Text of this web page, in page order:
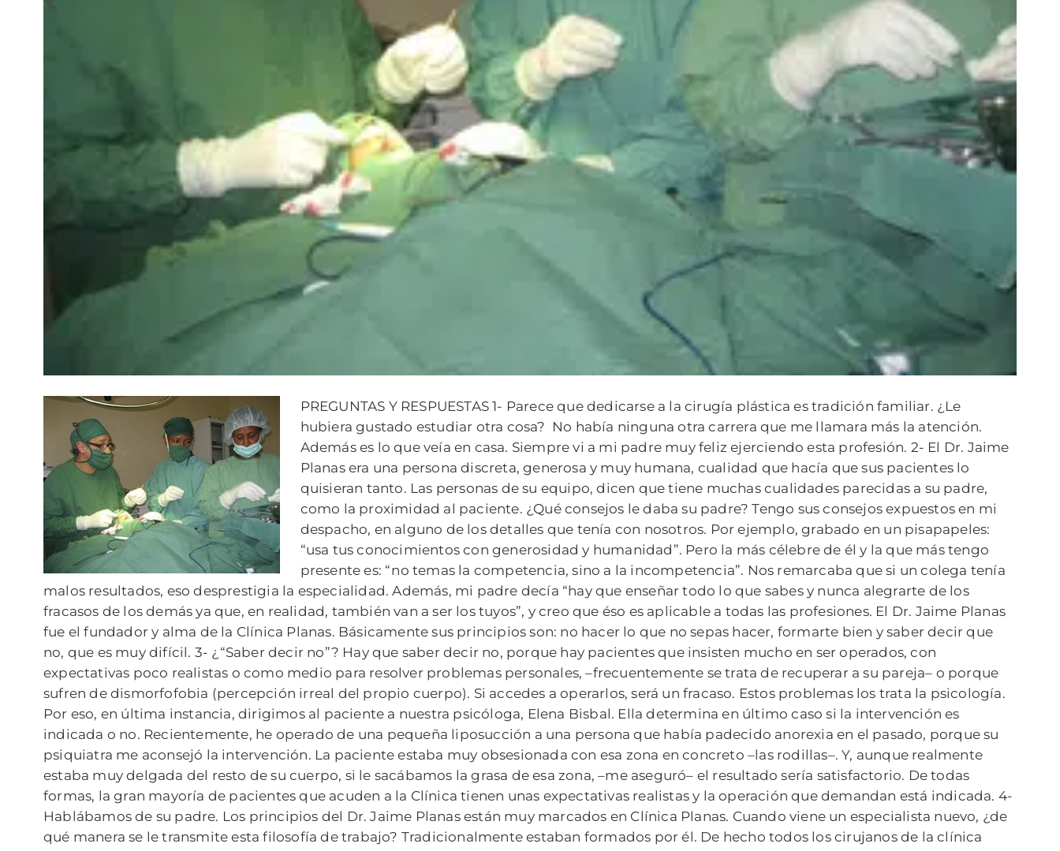
PREGUNTAS Y RESPUESTAS 1- Parece que dedicarse a la cirugía plástica es tradición familiar. ¿Le
hubiera gustado estudiar otra cosa? No había ninguna otra carrera que me llamara más la atención.
Además es lo que veía en casa. Siempre vi a mi padre muy feliz ejerciendo esta profesión. 2- El Dr. Jaime
Planas era una persona discreta, generosa y muy humana, cualidad que hacía que sus pacientes lo
quisieran tanto. Las personas de su equipo, dicen que tiene muchas cualidades parecidas a su padre,
como la proximidad al paciente. ¿Qué consejos le daba su padre? Tengo sus consejos expuestos en mi
despacho, en alguno de los detalles que tenía con nosotros. Por ejemplo, grabado en un pisapapeles:
“usa tus conocimientos con generosidad y humanidad”. Pero la más célebre de él y la que más tengo
presente es: “no temas la competencia, sino a la incompetencia”. Nos remarcaba que si un colega tenía
malos resultados, eso desprestigia la especialidad. Además, mi padre decía “hay que enseñar todo lo que sabes y nunca alegrarte de los
fracasos de los demás ya que, en realidad, también van a ser los tuyos”, y creo que éso es aplicable a todas las profesiones. El Dr. Jaime Planas
fue el fundador y alma de la Clínica Planas. Básicamente sus principios son: no hacer lo que no sepas hacer, formarte bien y saber decir que
no, que es muy difícil. 3- ¿“Saber decir no”? Hay que saber decir no, porque hay pacientes que insisten mucho en ser operados, con
expectativas poco realistas o como medio para resolver problemas personales, –frecuentemente se trata de recuperar a su pareja– o porque
sufren de dismorfofobia (percepción irreal del propio cuerpo). Si accedes a operarlos, será un fracaso. Estos problemas los trata la psicología.
Por eso, en última instancia, dirigimos al paciente a nuestra psicóloga, Elena Bisbal. Ella determina en último caso si la intervención es
indicada o no. Recientemente, he operado de una pequeña liposucción a una persona que había padecido anorexia en el pasado, porque su
psiquiatra me aconsejó la intervención. La paciente estaba muy obsesionada con esa zona en concreto –las rodillas–. Y, aunque realmente
estaba muy delgada del resto de su cuerpo, si le sacábamos la grasa de esa zona, –me aseguró– el resultado sería satisfactorio. De todas
formas, la gran mayoría de pacientes que acuden a la Clínica tienen unas expectativas realistas y la operación que demandan está indicada. 4-
Hablábamos de su padre. Los principios del Dr. Jaime Planas están muy marcados en Clínica Planas. Cuando viene un especialista nuevo, ¿de
qué manera se le transmite esta filosofía de trabajo? Tradicionalmente estaban formados por él. De hecho todos los cirujanos de la clínica